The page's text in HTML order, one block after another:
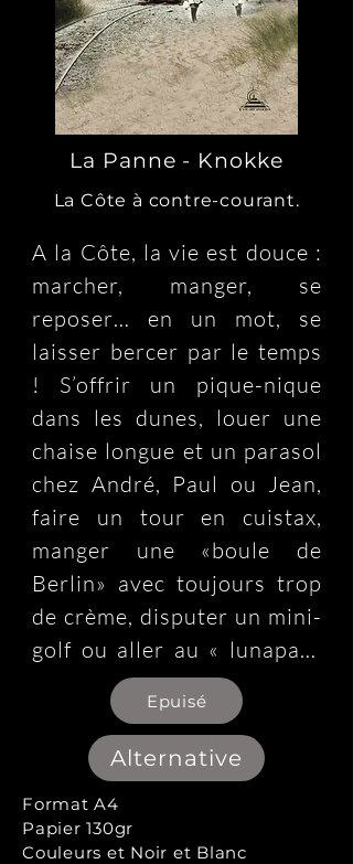
La Panne - Knokke
La Côte à contre-courant.
A la Côte, la vie est douce :
marcher, manger, se
reposer… en un mot, se
laisser bercer par le temps
! S’offrir un pique-nique
dans les dunes, louer une
chaise longue et un parasol
chez André, Paul ou Jean,
faire un tour en cuistax,
manger une «boule de
Berlin» avec toujours trop
de crème, disputer un mini-
golf ou aller au « lunapark
Et puis il y a le tram qui
déambule entre dunes et
digues et longe les 65
kilomètres de côte,
Epuisé
Alternative
Format A4
Papier 130gr
Couleurs et Noir et Blanc